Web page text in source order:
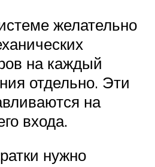
желательно
на каждый
отдельно. Эти
на
входа.
нужно